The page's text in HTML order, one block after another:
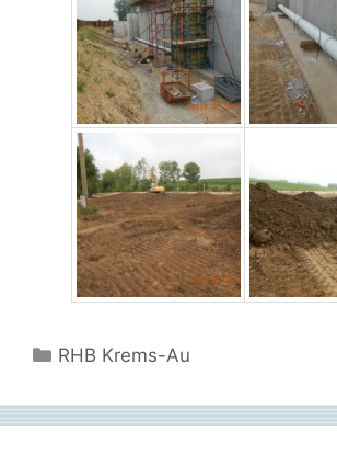
Kategorien
RHB Krems-Au